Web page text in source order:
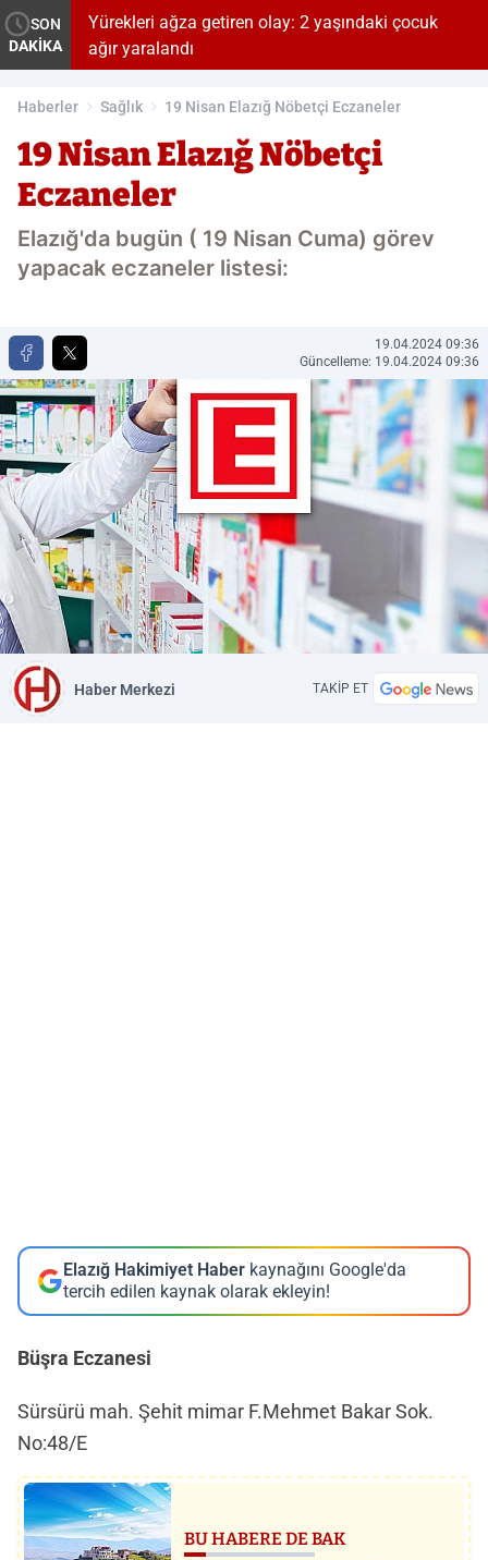
SON
DAKİKA
Yürekleri ağza getiren olay: 2 yaşındaki çocuk
ağır yaralandı
Haberler Sağlık 19 Nisan Elazığ Nöbetçi Eczaneler
19 Nisan Elazığ Nöbetçi
Eczaneler
Elazığ'da bugün ( 19 Nisan Cuma) görev
yapacak eczaneler listesi:
19.04.2024 09:36
Güncelleme: 19.04.2024 09:36
Haber Merkezi TAKİP ET
Elazığ Hakimiyet Haber kaynağını Google'da
tercih edilen kaynak olarak ekleyin!
Büşra Eczanesi
Sürsürü mah. Şehit mimar F.Mehmet Bakar Sok.
No:48/E
BU HABERE DE BAK